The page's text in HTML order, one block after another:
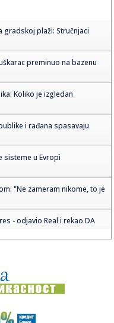
gradskoj plaži: Stručnjaci
preminuo na bazenu
Koliko je izgledan
i rađana spasavaju
sisteme u Evropi
"Ne zameram nikome, to je
- odjavio Real i rekao DA
koji menja sve!
40 miliona dinara za